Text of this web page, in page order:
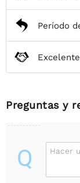
Período
Preguntas y
Q Hacer